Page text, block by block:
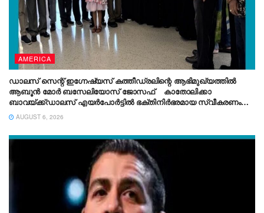
AMERICA
ഡാലസ് സെന്റ് ഇഗ്നേഷ്യസ് കത്തീഡ്രലിന്റെ ആഭിമുഖ്യത്തിൽ
ആബൂൻ മോർ ബസേലിയോസ് ജോസഫ് കാതോലിക്കാ
ബാവയ്ക്ക്ഡാലസ് എയർപോർട്ടിൽ ഭക്തിനിർഭരമായ സ്വീകരണം
നൽകി.
AUGUST 6, 2026